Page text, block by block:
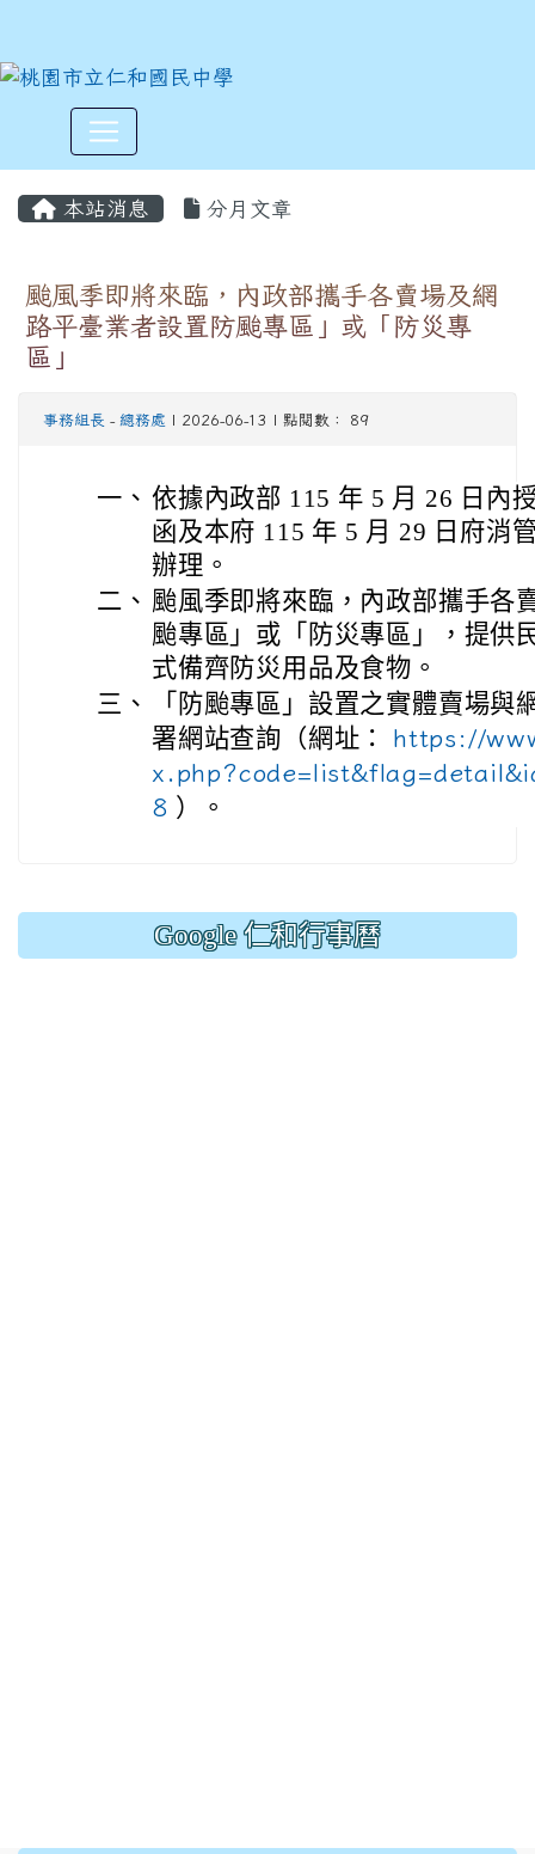
本站消息 分月文章
颱風季即將來臨，內政部攜手各賣場及網
路平臺業者設置防颱專區」或「防災專
區」
事務組長 - 總務處 | 2026-06-13 | 點閱數： 89
一、 依據內政部 115 年 5 月 26 日內
函及本府 115 年 5 月 29 日府消
辦理。
二、 颱風季即將來臨，內政部攜手各
颱專區」或「防災專區」，提供
式備齊防災用品及食物。
三、
「防颱專區」設置之實體賣場與
署網站查詢（網址： https://
8 ）。
Google 仁和行事曆